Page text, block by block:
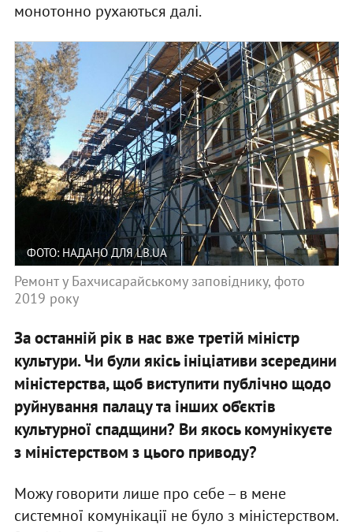
монотонно рухаються далі.
ФОТО: НАДАНО ДЛЯ LB.UA
Ремонт у Бахчисарайському заповіднику, фото
2019 року
За останній рік в нас вже третій міністр
культури. Чи були якісь ініціативи зсередини
міністерства, щоб виступити публічно щодо
руйнування палацу та інших об’єктів
культурної спадщини? Ви якось комунікуєте
з міністерством з цього приводу?
Можу говорити лише про себе – в мене
системної комунікації не було з міністерством.